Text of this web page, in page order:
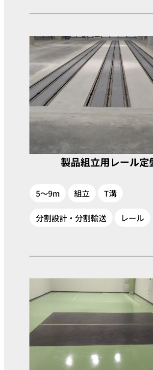
製品組立用レール定
5～9m 組立 T溝
分割設計・分割輸送 レール